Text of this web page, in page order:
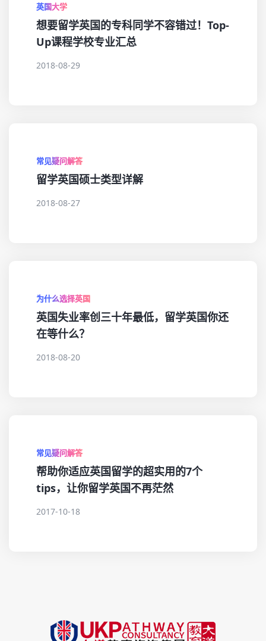
英国大学
想要留学英国的专科同学不容错过！Top-
Up课程学校专业汇总
2018-08-29
常见疑问解答
留学英国硕士类型详解
2018-08-27
为什么选择英国
英国失业率创三十年最低，留学英国你还
在等什么？
2018-08-20
常见疑问解答
帮助你适应英国留学的超实用的7个
tips，让你留学英国不再茫然
2017-10-18